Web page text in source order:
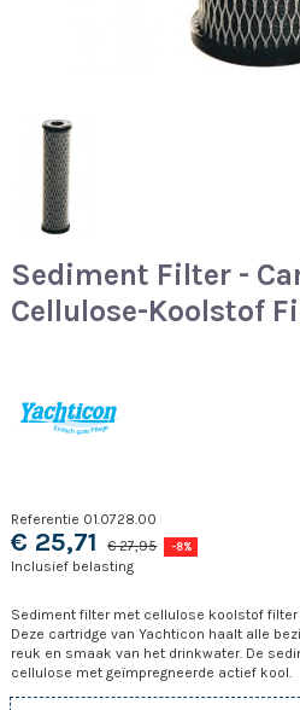
Sediment Filter -
Cellulose-Koolstof
Referentie 01.0728.00
€ 25,71 € 27,95 -8%
Inclusief belasting
Sediment filter met cellulose koolstof
Deze cartridge van Yachticon haalt alle
reuk en smaak van het drinkwater. De
cellulose met geïmpregneerde actief kool.